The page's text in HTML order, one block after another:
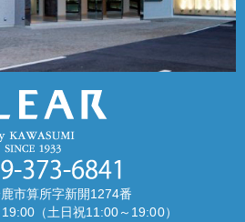
市算所字新開1274番
（土日祝11:00～19:00）